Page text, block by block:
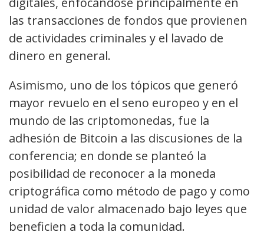
las transacciones de fondos que provienen
de actividades criminales y el lavado de
dinero en general.
Asimismo, uno de los tópicos que generó
mayor revuelo en el seno europeo y en el
mundo de las criptomonedas, fue la
adhesión de Bitcoin a las discusiones de la
conferencia; en donde se planteó la
posibilidad de reconocer a la moneda
criptográfica como método de pago y como
unidad de valor almacenado bajo leyes que
beneficien a toda la comunidad.